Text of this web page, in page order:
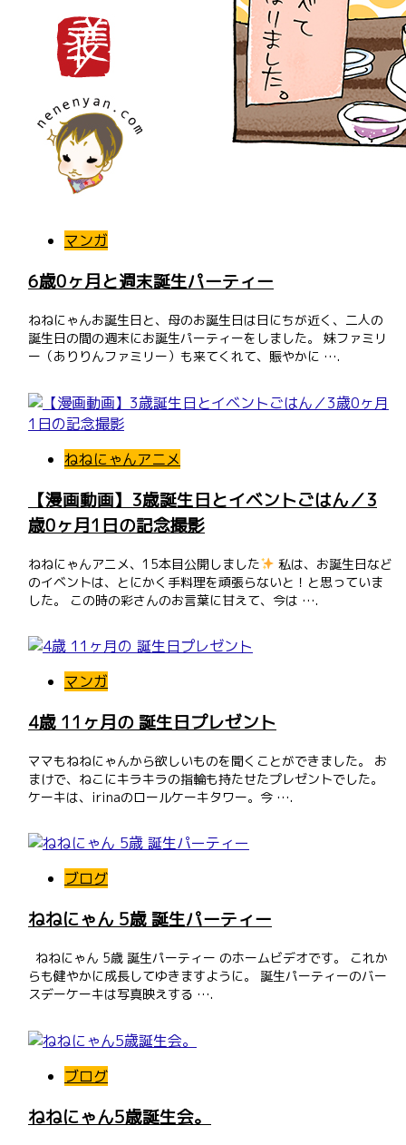
マンガ
6歳0ヶ月と週末誕生パーティー
ねねにゃんお誕生日と、母のお誕生日は日にちが近く、二人の
誕生日の間の週末にお誕生パーティーをしました。 妹ファミリ
ー（ありりんファミリー）も来てくれて、賑やかに ….
ねねにゃんアニメ
【漫画動画】3歳誕生日とイベントごはん／3
歳0ヶ月1日の記念撮影
ねねにゃんアニメ、15本目公開しました
私は、お誕生日など
のイベントは、とにかく手料理を頑張らないと！と思っていま
した。 この時の彩さんのお言葉に甘えて、今は ….
マンガ
4歳 11ヶ月の 誕生日プレゼント
ママもねねにゃんから欲しいものを聞くことができました。 お
まけで、ねこにキラキラの指輪も持たせたプレゼントでした。
ケーキは、irinaのロールケーキタワー。今 ….
ブログ
ねねにゃん 5歳 誕生パーティー
ねねにゃん 5歳 誕生パーティー のホームビデオです。 これか
らも健やかに成長してゆきますように。 誕生パーティーのバー
スデーケーキは写真映えする ….
ブログ
ねねにゃん5歳誕生会。